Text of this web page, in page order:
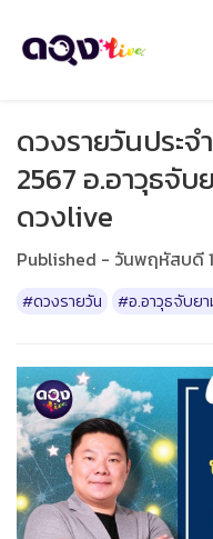
ดวงรายวันประ
2567 อ.อาวุธจั
ดวงlive
Published - วันพฤหัสบดี
#ดวงรายวัน #อ.อาวุธจับย